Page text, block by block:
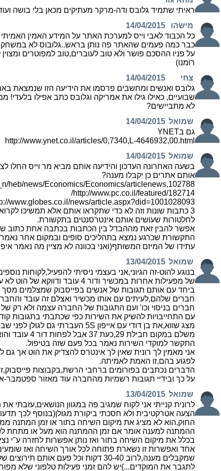
ראיתי שתמיד גלובס ודה-מרקר מעתיקים מכאן בלי בושה
מישהו
14/04/2015
כל הכבוד לאבי וייס למערכת האתר על המידע האמין האמיתי
כבר כמה פעמים שהאתר פה נותן בראש..גלובוס לא
על פניו ההסכם פושר ולא טוב לעוברים,טוב למפוטרים
רומנו)
צחי
14/04/2015
גלובס ואנשים ומחשבים פרסמו את הידיעה הזו שנמצאת
שבועיים, כאילו גילו את אמריקה וגלובס כתב אפילו בלעדי!
לא מתביישים?
שמואל 14/04/2015
גם בYNET
http://www.ynet.co.il/articles/0,7340,L-4646932,00.html
שמואל 14/04/2015
בשעה האחרונה העדכון והידיעה אותם מביא מר וייס החלו
אותם אתרים כן יקבלו מענה?
heb/news/Economics/Economics/articlenews,102788/
http://www.pc.co.il/featured/182714/
www.globes.co.il/news/article.aspx?did=1001028093
3 כתבות שונות וזה לא כדי שתקראו אותם אלא תמשיכו
לחלטורות שעושים אותם אינטרסנטים בתקשורת.
אפשר להבין זאת מההבדל בין הכתבות בכתבה אחת כתוב
התקשורת שכרגע נמצא בתהליכים סופים ובמקום אחר
עתידו של המיזם המשותף(ואני בכוונה לא מציין מה נאמר
שמואל 13/04/2015
בנוגע להוט-זה הגיוני,אני בעצמי ניסיתי להפעיל,לקוחות
של מפעילות אחרות במכשיר ודור 4 עובד ודווקא של הוט לא עובד,
ביחד עם אותם תגובות של אנשים בפייסבוק שמצלמים
חברים שלהם,לעיתים עם אותו מכשיר ואצלם זה עובד
חברים בניסוי וכו' ועם התגובות של החברה עצמה ולא רק
עם התחייבויות להשיק את השירות כפי שכתבתי בתגובות
משלם במקום חבילת
התקשר למוקדי השירות נאמר בכל פעם שזה בטיפול.
אני מאמין לך רונית שאין לך אינטרס להצדיק את הוט אך גם
לפגוע בהם,זו האמת לאמיתה.
הדברים נכתבים בפורומים ברחבי הרשת,בקבוצות
על כך ובידיי תגובות רשמיות מהחברה עוד מאזור ספטמבר-
שמואל 13/04/2015
לרונית קנייתי אני לקוח שמגיב פה במגוון הנושאים,עזבתי את
הצעה אטרקטיבית ולא חסכתי ביקורת מגולן(בנוסף לכך
החוק,הוא לא מציג את מיקום השיחה בתור או זמן המתנה
בכלל את מיקום השיחה בתור ואז נותן אפשרות לחזרה ע"י
אחד ואפשרות זו נשארת פתוחה לכל אורך השיחה ואז
שמקבלים מענה,לרוב 30-40 דקות וכל פעם אותם
לתגבר את המוקדים...)יש להם זמני פעילות טלפוני שלא